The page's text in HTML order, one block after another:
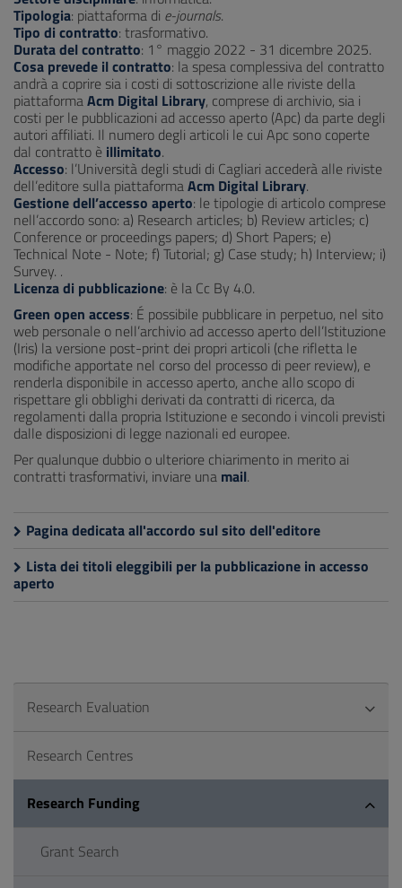
Tipologia: piattaforma di e-journals.
Tipo di contratto: trasformativo.
Durata del contratto: 1° maggio 2022 - 31 dicembre 2025.
Cosa prevede il contratto: la spesa complessiva del contratto
andrà a coprire sia i costi di sottoscrizione alle riviste della
piattaformaAcm Digital Library, comprese di archivio, sia i
costi per le pubblicazioni ad accesso aperto (Apc) da parte degli
autori affiliati. Il numero degli articoli le cui Apc sono coperte
dal contratto è illimitato.
Accesso: l’Università degli studi di Cagliari accederà alle riviste
dell’editore sulla piattaformaAcm Digital Library.
Gestione dell’accesso aperto: le tipologie di articolo comprese
nell’accordo sono: a) Research articles; b) Review articles; c)
Conference or proceedings papers; d) Short Papers; e)
Technical Note - Note; f) Tutorial; g) Case study; h) Interview; i)
Survey. .
Licenza di pubblicazione: è la Cc By 4.0.
Green open access: É possibile pubblicare in perpetuo, nel sito
web personale o nell’archivio ad accesso aperto dell’Istituzione
(Iris) la versione post-print dei propri articoli (che rifletta le
modifiche apportate nel corso del processo di peer review), e
renderla disponibile in accesso aperto, anche allo scopo di
rispettare gli obblighi derivati da contratti di ricerca, da
regolamenti dalla propria Istituzione e secondo i vincoli previsti
dalle disposizioni di legge nazionali ed europee.
Per qualunque dubbio o ulteriore chiarimento in merito ai
contratti trasformativi, inviare una mail.
Pagina dedicata all'accordo sul sito dell'editore
Lista dei titoli eleggibili per la pubblicazione in accesso
aperto
Research Evaluation
Research Centres
Research Funding
Grant Search